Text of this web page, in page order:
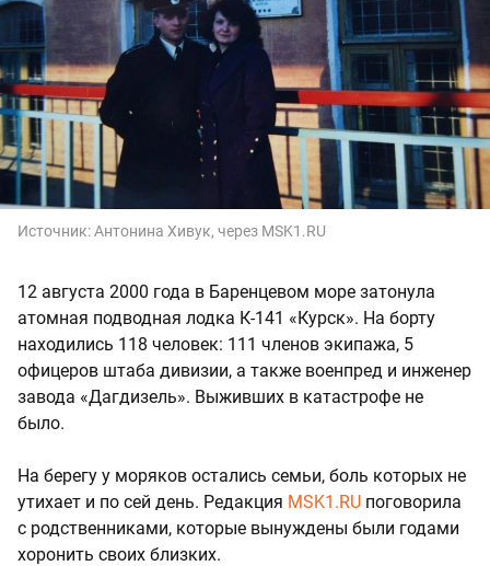
Источник:Антонина Хивук, через MSK1.RU
12 августа 2000 года в Баренцевом море затонула
атомная подводная лодка К-141 «Курск». На борту
находились 118 человек: 111 членов экипажа, 5
офицеров штаба дивизии, а также военпред и инженер
завода «Дагдизель». Выживших в катастрофе не
было.
На берегу у моряков остались семьи, боль которых не
утихает и по сей день. Редакция MSK1.RU поговорила
с родственниками, которые вынуждены были годами
хоронить своих близких.